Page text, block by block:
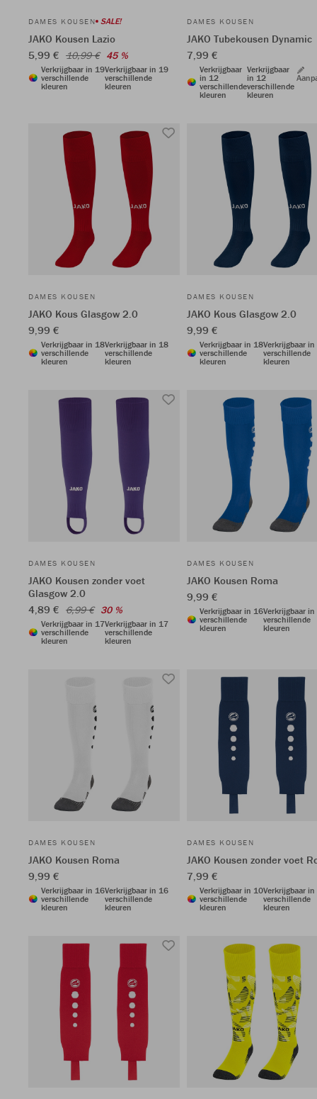
DAMES KOUSEN SALE!
JAKO Kousen Lazio
5,99 € 10,99 € 45 %
Verkrijgbaar in 19
verschillende
kleuren
Verkrijgbaar in 19
verschillende
kleuren
DAMES KOUSEN
JAKO Tubekousen Dynamic
7,99 €
Verkrijgbaar
in 12
verschillende
kleuren
Verkrijgbaar
in 12
verschillende
kleuren
DAMES KOUSEN
JAKO Kous Glasgow 2.0
9,99 €
Verkrijgbaar in 18
verschillende
kleuren
Verkrijgbaar in 18
verschillende
kleuren
DAMES KOUSEN
JAKO Kous Glasgow 2.0
9,99 €
Verkrijgbaar in 18
verschillende
kleuren
Verkrijgbaar
verschillende
kleuren
DAMES KOUSEN
JAKO Kousen zonder voet
Glasgow 2.0
4,89 € 6,99 € 30 %
Verkrijgbaar in 17
verschillende
kleuren
Verkrijgbaar in 17
verschillende
kleuren
DAMES KOUSEN
JAKO Kousen Roma
9,99 €
Verkrijgbaar in 16
verschillende
kleuren
Verkrijgbaar
verschillende
kleuren
DAMES KOUSEN
JAKO Kousen Roma
9,99 €
Verkrijgbaar in 16
verschillende
kleuren
Verkrijgbaar in 16
verschillende
kleuren
DAMES KOUSEN
JAKO Kousen zonder voet
7,99 €
Verkrijgbaar in 10
verschillende
kleuren
Verkrijgbaar
verschillende
kleuren